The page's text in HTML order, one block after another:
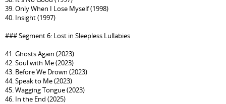
39. Only When I Lose Myself (1998)
40. Insight (1997)
### Segment 6: Lost in Sleepless Lullabies
41. Ghosts Again (2023)
42. Soul with Me (2023)
43. Before We Drown (2023)
44. Speak to Me (2023)
45. Wagging Tongue (2023)
46. In the End (2025)